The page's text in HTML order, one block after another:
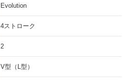
Evolution
4ストローク
2
V型（L型）